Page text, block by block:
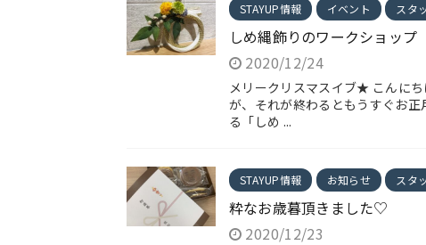
STAYUP情報 イベント スタ
しめ縄飾りのワークショップ
2020/12/24
メリークリスマスイブ★ こんに
が、それが終わるともうすぐお
る「しめ ...
STAYUP情報 お知らせ スタ
粋なお歳暮頂きました♡
2020/12/23